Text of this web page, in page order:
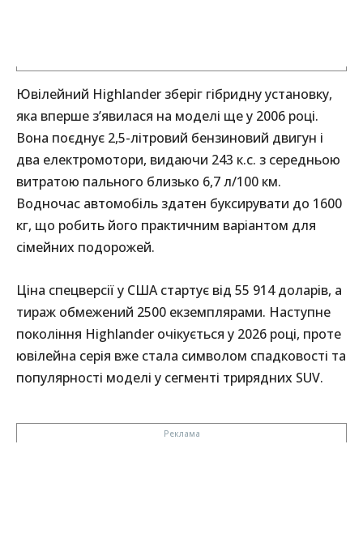
Ювілейний Highlander зберіг гібридну установку,
яка вперше з’явилася на моделі ще у 2006 році.
Вона поєднує 2,5-літровий бензиновий двигун і
два електромотори, видаючи 243 к.с. з середньою
витратою пального близько 6,7 л/100 км.
Водночас автомобіль здатен буксирувати до 1600
кг, що робить його практичним варіантом для
сімейних подорожей.
Ціна спецверсії у США стартує від 55 914 доларів, а
тираж обмежений 2500 екземплярами. Наступне
покоління Highlander очікується у 2026 році, проте
ювілейна серія вже стала символом спадковості та
популярності моделі у сегменті трирядних SUV.